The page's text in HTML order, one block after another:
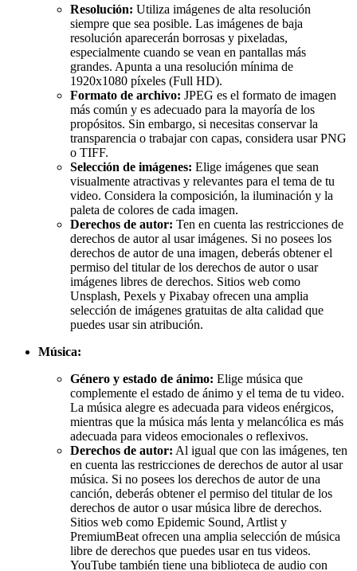
Resolución: Utiliza imágenes de alta resolución
siempre que sea posible. Las imágenes de baja
resolución aparecerán borrosas y pixeladas,
especialmente cuando se vean en pantallas más
grandes. Apunta a una resolución mínima de
1920x1080 píxeles (Full HD).
Formato de archivo: JPEG es el formato de imagen
más común y es adecuado para la mayoría de los
propósitos. Sin embargo, si necesitas conservar la
transparencia o trabajar con capas, considera usar PNG
o TIFF.
Selección de imágenes: Elige imágenes que sean
visualmente atractivas y relevantes para el tema de tu
video. Considera la composición, la iluminación y la
paleta de colores de cada imagen.
Derechos de autor: Ten en cuenta las restricciones de
derechos de autor al usar imágenes. Si no posees los
derechos de autor de una imagen, deberás obtener el
permiso del titular de los derechos de autor o usar
imágenes libres de derechos. Sitios web como
Unsplash, Pexels y Pixabay ofrecen una amplia
selección de imágenes gratuitas de alta calidad que
puedes usar sin atribución.
Música:
Género y estado de ánimo: Elige música que
complemente el estado de ánimo y el tema de tu video.
La música alegre es adecuada para videos enérgicos,
mientras que la música más lenta y melancólica es más
adecuada para videos emocionales o reflexivos.
Derechos de autor: Al igual que con las imágenes, ten
en cuenta las restricciones de derechos de autor al usar
música. Si no posees los derechos de autor de una
canción, deberás obtener el permiso del titular de los
derechos de autor o usar música libre de derechos.
Sitios web como Epidemic Sound, Artlist y
PremiumBeat ofrecen una amplia selección de música
libre de derechos que puedes usar en tus videos.
YouTube también tiene una biblioteca de audio con